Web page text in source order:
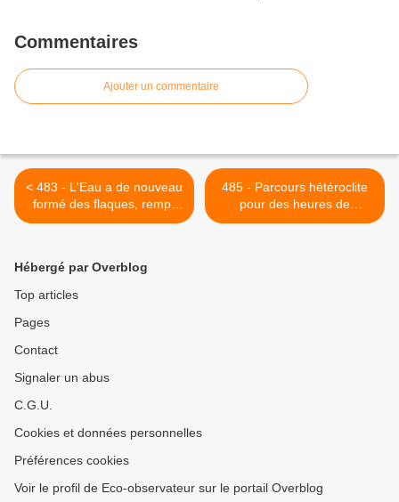
Commentaires
Ajouter un commentaire
< 483 - L'Eau a de nouveau
formé des flaques, rempli
des Etangs, humidifié les
485 - Parcours hétéroclite
pour des heures de
découvertes : 30/11/2019 >
Hébergé par Overblog
Top articles
Pages
Contact
Signaler un abus
C.G.U.
Cookies et données personnelles
Préférences cookies
Voir le profil de Eco-observateur sur le portail Overblog